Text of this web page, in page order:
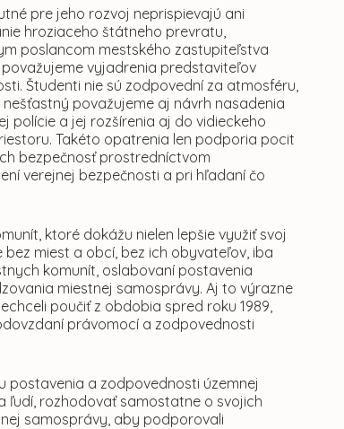
pre jeho rozvoj neprispievajú ani
hroziaceho štátneho prevratu,
poslancom mestského zastupiteľstva
vyjadrenia predstaviteľov
Študenti nie sú zodpovední za atmosféru,
považujeme aj návrh nasadenia
polície a jej rozšírenia aj do vidieckeho
Takéto opatrenia len podporia pocit
bezpečnosť prostredníctvom
verejnej bezpečnosti a pri hľadaní čo
ktoré dokážu nielen lepšie využiť svoj
miest a obcí, bez ich obyvateľov, iba
komunít, oslabovaní postavenia
miestnej samosprávy. Aj to výrazne
poučiť z obdobia spred roku 1989,
právomocí a zodpovednosti
postavenia a zodpovednosti územnej
ľudí, rozhodovať samostatne o svojich
samosprávy, aby podporovali